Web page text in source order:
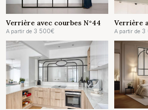
Verrière avec courbes N°44
A partir de 3 500€
Verrière
A partir de 3